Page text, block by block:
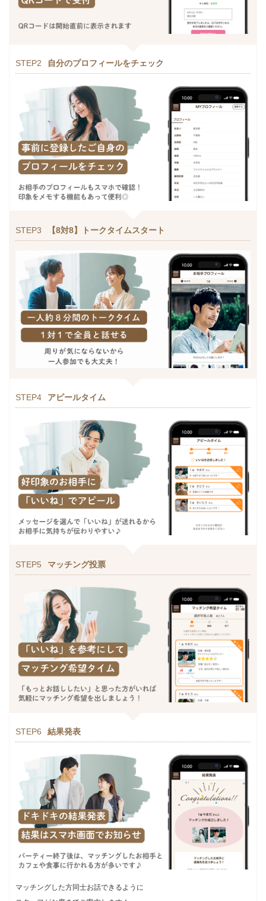
STEP2 自分のプロフィールをチェック
STEP3 【8対8】トークタイムスタート
STEP4 アピールタイム
STEP5 マッチング投票
STEP6 結果発表
マッチングした方同士お話できるように